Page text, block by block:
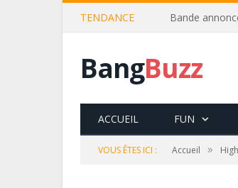
TENDANCE Bande
BangBuzz
ACCUEIL FUN
VOUS ÊTES ICI : Accueil »